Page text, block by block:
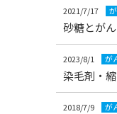
2021/7/17
砂糖とが
2023/8/1 が
染毛剤・
2018/7/9 が